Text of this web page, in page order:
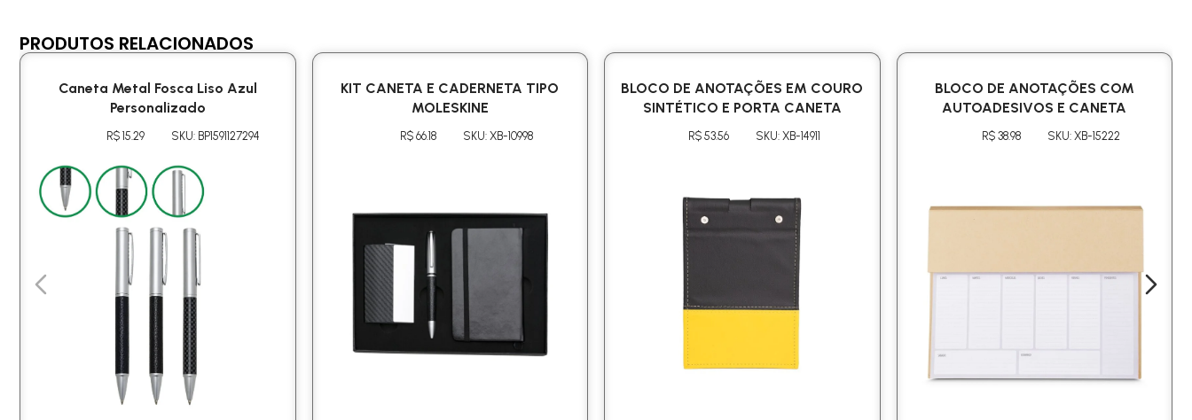
PRODUTOS RELACIONADOS
Caneta Metal Fosca Liso Azul
Personalizado
R$ 15.29 SKU: BP1591127294
KIT CANETA E CADERNETA TIPO
MOLESKINE
R$ 66.18 SKU: XB-10998
BLOCO DE ANOTAÇÕES EM COURO
SINTÉTICO E PORTA CANETA
R$ 53.56 SKU: XB-14911
BLOCO DE ANOTAÇÕES COM
AUTOADESIVOS E CANETA
R$ 38.98 SKU: XB-15222